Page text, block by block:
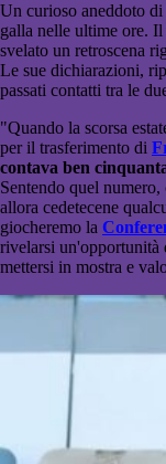
Un curioso aneddoto
galla nelle ultime ore.
svelato un retroscena
Le sue dichiarazioni,
passati contatti tra le
"Quando la scorsa
per il trasferimento di
contava ben
Sentendo quel
allora cedetecene
giocheremo la
rivelarsi un'opportunità
mettersi in mostra e